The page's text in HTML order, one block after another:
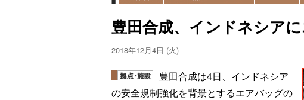
豊田合成、インドネシア
2018年12月4日 (火)
豊田合成は4日、インドネシア
の安全規制強化を背景とするエアバッグの